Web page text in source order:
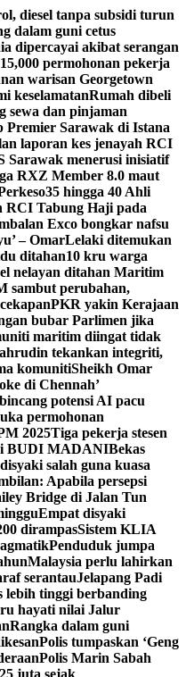
diesel tanpa subsidi turun
dalam guni cetus
dipercayai akibat serangan
permohonan pekerja
warisan Georgetown
keselamatanRumah dibeli
sewa dan pinjaman
Premier Sarawak di Istana
laporan kes jenayah RCI
Sarawak menerusi inisiatif
RXZ Member 8.0 maut
35 hingga 40 Ahli
RCI Tabung Haji pada
Exco bongkar nafsu
– OmarLelaki ditemukan
ditahan10 kru warga
nelayan ditahan Maritim
sambut perubahan,
PKR yakin Kerajaan
bubar Parlimen jika
maritim diingat tidak
tekankan integriti,
komunitiSheikh Omar
di Chennah’
potensi AI pacu
permohonan
2025Tiga pekerja stesen
BUDI MADANIBekas
salah guna kuasa
Apabila persepsi
Bridge di Jalan Tun
Empat disyaki
dirampasSistem KLIA
Penduduk jumpa
Malaysia perlu lahirkan
serantauJelapang Padi
lebih tinggi berbanding
hayati nilai Jalur
Rangka dalam guni
Polis tumpaskan ‘Geng
Polis Marin Sabah
juta sejak